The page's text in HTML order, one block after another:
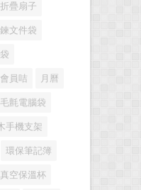
折疊扇子
文件袋
會員咭 月曆
毛氈電腦袋
手機支架
環保筆記簿
真空保溫杯